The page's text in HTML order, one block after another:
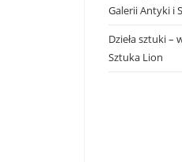
Galerii Antyki i
Dzieła sztuki
Sztuka Lion